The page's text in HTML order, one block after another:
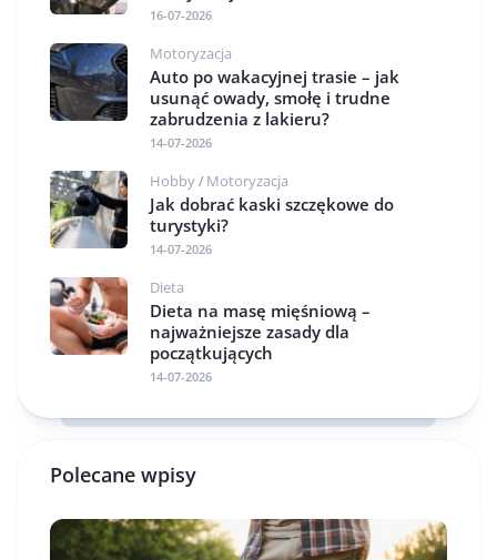
16-07-2026
Motoryzacja
Auto po wakacyjnej trasie – jak
usunąć owady, smołę i trudne
zabrudzenia z lakieru?
14-07-2026
Hobby/ Motoryzacja
Jak dobrać kaski szczękowe do
turystyki?
14-07-2026
Dieta
Dieta na masę mięśniową –
najważniejsze zasady dla
początkujących
14-07-2026
Polecane wpisy